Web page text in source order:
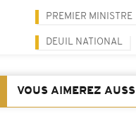
PREMIER MINISTRE
DEUIL NATIONAL
VOUS AIMEREZ AUSSI